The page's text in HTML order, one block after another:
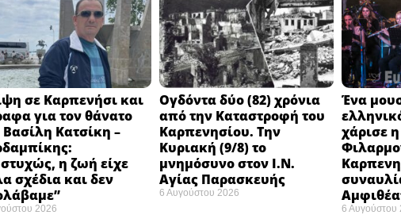
σε Καρπενήσι και
για τον θάνατο
Βασίλη Κατσίκη –
η ζωή είχε
σχέδια και δεν
2026
Ογδόντα δύο (82) χρόνια
από την Καταστροφή του
Καρπενησίου. Την
Κυριακή (9/8) το
μνημόσυνο στον Ι.Ν.
Αγίας Παρασκευής
6 Αυγούστου 2026
Ένα
χάρισε
6 Αυγούστου